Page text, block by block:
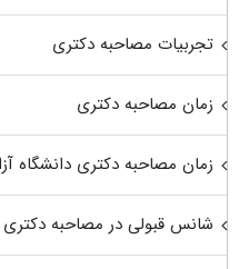
تجربیات مصاحبه دکتری
زمان مصاحبه دکتری
زمان مصاحبه دکتری دانشگاه
شانس قبولی در مصاحبه دکتری